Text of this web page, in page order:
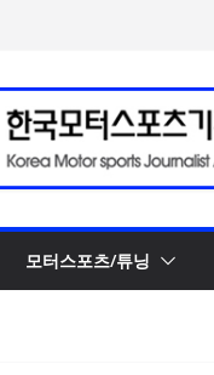
모터스포츠/튜닝